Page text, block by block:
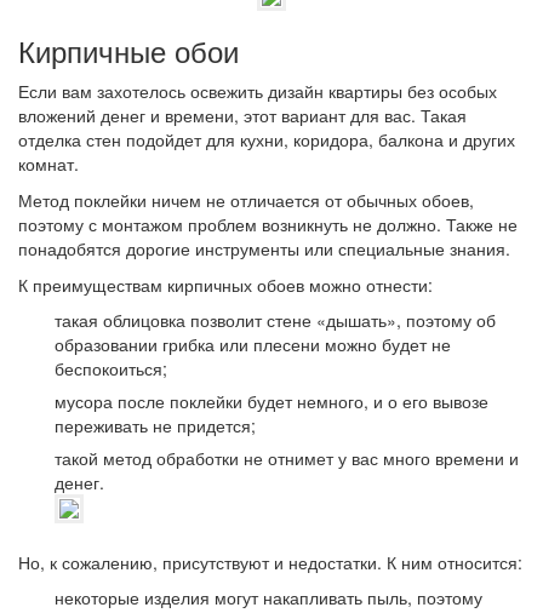
Кирпичные обои
Если вам захотелось освежить дизайн квартиры без особых
вложений денег и времени, этот вариант для вас. Такая
отделка стен подойдет для кухни, коридора, балкона и других
комнат.
Метод поклейки ничем не отличается от обычных обоев,
поэтому с монтажом проблем возникнуть не должно. Также не
понадобятся дорогие инструменты или специальные знания.
К преимуществам кирпичных обоев можно отнести:
такая облицовка позволит стене «дышать», поэтому об
образовании грибка или плесени можно будет не
беспокоиться;
мусора после поклейки будет немного, и о его вывозе
переживать не придется;
такой метод обработки не отнимет у вас много времени и
денег.
Но, к сожалению, присутствуют и недостатки. К ним относится:
некоторые изделия могут накапливать пыль, поэтому